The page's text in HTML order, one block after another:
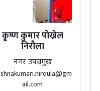
कृ्ष्ण कुमार पोख्रेल
निरौला
नगर उपम्रमुख
ail.com